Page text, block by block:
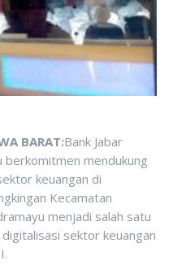
BARAT:Bank Jabar
berkomitmen mendukung
keuangan di
Kecamatan
menjadi salah satu
sektor keuangan